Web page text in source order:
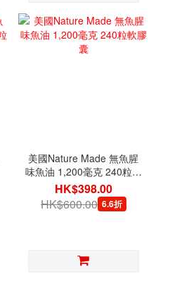
美國Nature Made 無魚腥
味魚油 1,200毫克 240粒軟
膠囊
HK$398.00
HK$600.00 6.6折